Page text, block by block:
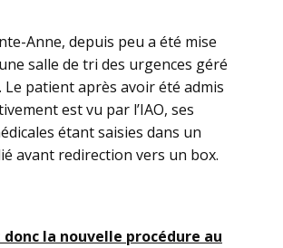
Anne, depuis peu a été mise
salle de tri des urgences géré
Le patient après avoir été admis
est vu par l’IAO, ses
étant saisies dans un
avant redirection vers un box.
la nouvelle procédure au